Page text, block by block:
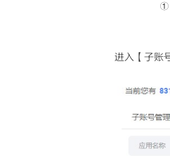
①
进入【子账